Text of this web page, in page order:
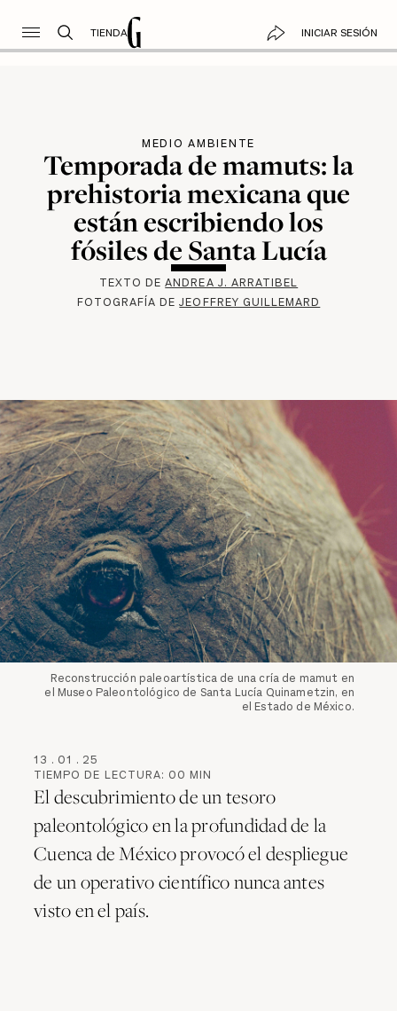
TIENDA INICIAR SESIÓN
MEDIO AMBIENTE
Temporada de mamuts: la
prehistoria mexicana que
están escribiendo los
fósiles de Santa Lucía
TEXTO DEANDREA J. ARRATIBEL
FOTOGRAFÍA DEJEOFFREY GUILLEMARD
Reconstrucción paleoartística de una cría de mamut en
el Museo Paleontológico de Santa Lucía Quinametzin, en
el Estado de México.
13 . 01 . 25
TIEMPO DE LECTURA: 00 MIN
El descubrimiento de un tesoro
paleontológico en la profundidad de la
Cuenca de México provocó el despliegue
de un operativo científico nunca antes
visto en el país.